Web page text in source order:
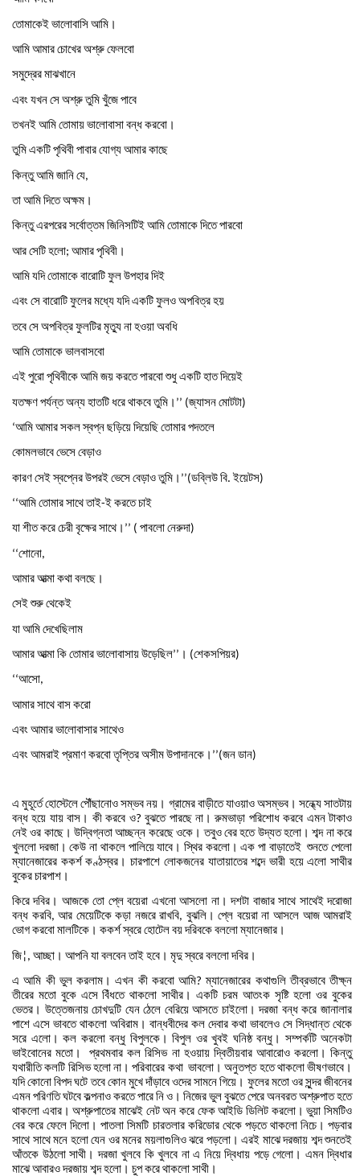
তোমাকেইভালোবাসিআমি।
আমিআমারচোখেরঅশ্রুফেলবো
সমুদ্রেরমাঝখানে
এবং যখনসেঅশ্রুতুমিখুঁজেপাবে
তখনইআমিতোমায়ভালোবাসাবন্ধকরবো।
তুমিএকটিপৃথিবীপাবারযোগ্যআমারকাছে
কিন্তুআমিজানিযে,
তাআমিদিতেঅক্ষম।
কিন্তুএরপরেরসর্বোত্তমজিনিসটিইআমিতোমাকেদিতেপারবো
আরসেটিহলো; আমারপৃথিবী।
আমিযদিতোমাকেবারোটিফুলউপহারদিই
এবং সেবারোটিফুলেরমধ্যেযদিএকটিফুলওঅপবিত্রহয়
তবেসেঅপবিত্রফুলটিরমৃত্যুনাহওয়াঅবধি
আমিতোমাকেভালবাসবো
এইপুরোপৃথিবীকেআমিজয়করতেপারবোশুধুএকটিহাতদিয়েই
যতক্ষণপর্যন্তঅন্যহাতটিধরেথাকবেতুমি। ’’ (জ্যাসনমোটটা)
‘আমিআমারসকলস্বপ্নছড়িয়েদিয়েছিতোমারপদতলে
কোমলভাবেভেসেবেড়াও
কারণসেইস্বপ্নেরউপরইভেসেবেড়াওতুমি। ’’(ডব্লিউবি. ইয়েটস)
‘‘আমিতোমারসাথেতাই-ইকরতেচাই
যাশীতকরেচেরীবৃক্ষেরসাথে। ’’ ( পাবলোনেরুদা)
‘‘শোনো,
আমারআত্মাকথাবলছে।
সেইশুরুথেকেই
যাআমিদেখেছিলাম
আমারআত্মাকিতোমারভালোবাসায়উড়েছিল’’ । (শেকসপিয়র)
‘‘আসো,
আমারসাথেবাসকরো
এবং আমারভালোবাসারসাথেও
এবং আমরাইপ্রমাণকরবোতৃপ্তিরঅসীমউপাদানকে। ’’(জনডান)
এ মুহূর্তেহোস্টেলে পৌঁছানোও সম্ভব নয়। গ্রামের বাড়ীতে যাওয়াও অসম্ভব। সন্ধ্যেসাতটায়
বন্ধ হয়ে যায় বাস। কী করবে ও?বুঝতে পারছে না। রুমভাড়া পরিশোধ করবে এমন টাকাও
নেই ওর কাছে। উদ্বিগ্নতা আচ্ছন্ন করেছে ওকে। তবুও বের হতে উদ্যত হলো। শব্দ না করে
খুললো দরজা। কেউ না থাকলে পালিয়ে যাবে। স্থির করলো। এক পা বাড়াতেই শুনতে পেলো
ম্যানেজারের ককর্শ কণ্ঠস্বর। চারপাশে লোকজনের যাতায়াতের শব্দে ভারী হয়ে এলো সাথীর
বুকেরচারপাশ।
কিরে দবির। আজকে তো প্লে বয়েরা এখনো আসলো না। দশটা বাজার সাথে সাথেই দরোজা
বন্ধ করবি,আর মেয়েটিকে কড়া নজরে রাখবি, বুঝলি। প্লে বয়েরা না আসলে আজ আমরাই
ভোগকরবোমালটিকে। ককর্শস্বরেহোটেলবয়দরিবকেবললোম্যানেজার।
জি ¦, আচ্ছা। আপনিযাবলবেনতাইহবে। মৃদুস্বরেবললোদবির।
এ আমি কী ভুল করলাম। এখন কী করবো আমি?ম্যানেজারের কথাগুলি তীব্রভাবে তীক্ষ্ন
তীরের মতো বুকে এসে বিঁধতে থাকলো সাথীর। একটি চরম আতংক সৃষ্টি হলো ওর বুকের
ভেতর। উত্তেজনায় চোখদুটি যেন ঠেলে বেরিয়ে আসতে চাইলো। দরজা বন্ধ করে জানালার
পাশে এসে ভাবতে থাকলো অবিরাম। বান্ধবীদের কল দেবার কথা ভাবলেও সে সিদ্ধান্ত থেকে
সরে এলো। কল করলো বন্ধু বিপুলকে। বিপুল ওর খুবই ঘনিষ্ঠ বন্ধু। সম্পর্কটি অনেকটা
ভাইবোনের মতো। প্রথমবার কল রিসিভ না হওয়ায় দ্বিতীয়বার আবারোও করলো। কিন্তু
যথারীতি কলটি রিসিভ হলো না। পরিবারের কথা ভাবলো। অনুতপ্ত হতে থাকলো ভীষণভাবে।
যদিকোনো বিপদঘটে তবে কোন মুখেদাঁড়াবেওদের সামনে গিয়ে। ফুলের মতো ওরসুন্দরজীবনের
এমনপরিণতিঘটবেকল্পনাওকরতেপারেনিও। নিজেরভুলবুঝতেপেরেঅনবরতঅশ্রুপাতহতে
থাকলো এবার। অশ্রুপাতের মাঝেই নেট অন করে ফেক আইডি ডিলিট করলো। ভুয়া সিমটিও
বের করে ফেলে দিলো। পাতলা সিমটি চারতলার করিডোর থেকে পড়তে থাকলো নিচে। পড়বার
সাথে সাথে মনে হলো যেন ওর মনের ময়লাগুলিও ঝরে পড়লো। এরই মাঝে দরজায় শব্দ শুনতেই
আঁতকে উঠলো সাথী। দরজা খুলবে কি খুলবে না এ নিয়ে দ্বিধায় পড়ে গেলো। এমন দ্বিধার
মাঝেআবারওদরজায়শব্দহলো। চুপকরেথাকলোসাথী।